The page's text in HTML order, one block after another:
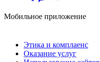
Мобильное приложение
Этика и комплаенс
Оказание услуг